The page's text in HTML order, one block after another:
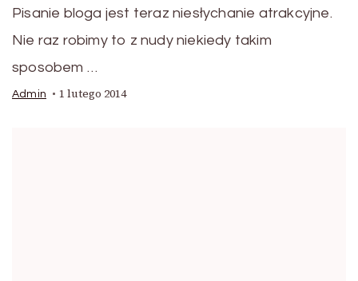
Pisanie bloga jest teraz niesłychanie atrakcyjne.
Nie raz robimy to z nudy niekiedy takim
sposobem …
Admin 1 lutego 2014